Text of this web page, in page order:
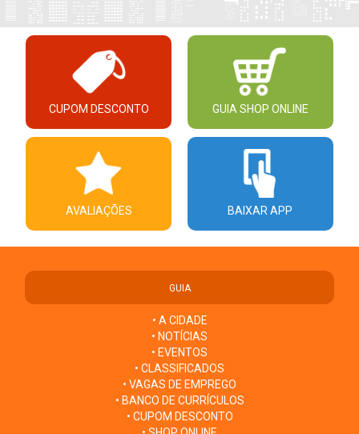
CUPOM DESCONTO GUIA SHOP ONLINE
AVALIAÇÕES BAIXAR APP
GUIA
• A CIDADE
• NOTÍCIAS
• EVENTOS
• CLASSIFICADOS
• VAGAS DE EMPREGO
• BANCO DE CURRÍCULOS
• CUPOM DESCONTO